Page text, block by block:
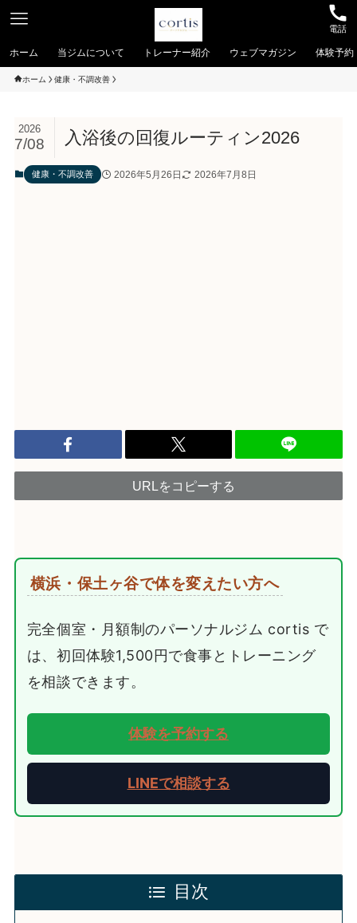
電話
ホーム 当ジムについて トレーナー紹介 ウェブマガジン 体験予約
ホーム 健康・不調改善
入浴後の回復ルーティン2026
2026
7/08
健康・不調改善 2026年5月26日 2026年7月8日
URLをコピーする
横浜・保土ヶ谷で体を変えたい方へ
完全個室・月額制のパーソナルジム cortis で
は、初回体験1,500円で食事とトレーニング
を相談できます。
体験を予約する
LINEで相談する
目次